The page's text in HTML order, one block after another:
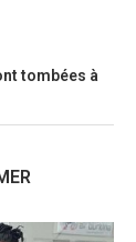
tombées à